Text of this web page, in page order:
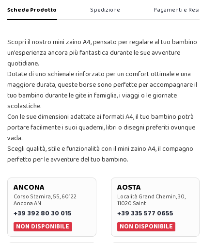
Scheda Prodotto Spedizione Pagamenti e Resi
Scopri il nostro mini zaino A4, pensato per regalare al tuo bambino
un'esperienza ancora più fantastica durante le sue avventure
quotidiane.
Dotate di uno schienale rinforzato per un comfort ottimale e una
maggiore durata, queste borse sono perfette per accompagnare il
tuo bambino durante le gite in famiglia, i viaggi o le giornate
scolastiche.
Con le sue dimensioni adattate ai formati A4, il tuo bambino potrà
portare facilmente i suoi quaderni, libri o disegni preferiti ovunque
vada.
Scegli qualità, stile e funzionalità con il mini zaino A4, il compagno
perfetto per le avventure del tuo bambino.
ANCONA
Corso Stamira, 55, 60122
Ancona AN
+39 392 80 30 015
NON DISPONIBILE
AOSTA
Località Grand Chemin, 30,
11020 Saint
+39 335 577 0655
NON DISPONIBILE